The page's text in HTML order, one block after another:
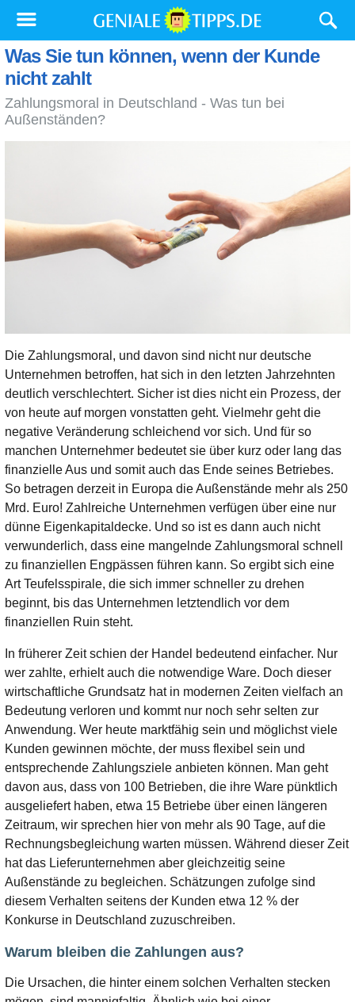
Was Sie tun können, wenn der Kunde
nicht zahlt
Zahlungsmoral in Deutschland - Was tun bei
Außenständen?
Die Zahlungsmoral, und davon sind nicht nur deutsche
Unternehmen betroffen, hat sich in den letzten Jahrzehnten
deutlich verschlechtert. Sicher ist dies nicht ein Prozess, der
von heute auf morgen vonstatten geht. Vielmehr geht die
negative Veränderung schleichend vor sich. Und für so
manchen Unternehmer bedeutet sie über kurz oder lang das
finanzielle Aus und somit auch das Ende seines Betriebes.
So betragen derzeit in Europa die Außenstände mehr als 250
Mrd. Euro! Zahlreiche Unternehmen verfügen über eine nur
dünne Eigenkapitaldecke. Und so ist es dann auch nicht
verwunderlich, dass eine mangelnde Zahlungsmoral schnell
zu finanziellen Engpässen führen kann. So ergibt sich eine
Art Teufelsspirale, die sich immer schneller zu drehen
beginnt, bis das Unternehmen letztendlich vor dem
finanziellen Ruin steht.
In früherer Zeit schien der Handel bedeutend einfacher. Nur
wer zahlte, erhielt auch die notwendige Ware. Doch dieser
wirtschaftliche Grundsatz hat in modernen Zeiten vielfach an
Bedeutung verloren und kommt nur noch sehr selten zur
Anwendung. Wer heute marktfähig sein und möglichst viele
Kunden gewinnen möchte, der muss flexibel sein und
entsprechende Zahlungsziele anbieten können. Man geht
davon aus, dass von 100 Betrieben, die ihre Ware pünktlich
ausgeliefert haben, etwa 15 Betriebe über einen längeren
Zeitraum, wir sprechen hier von mehr als 90 Tage, auf die
Rechnungsbegleichung warten müssen. Während dieser Zeit
hat das Lieferunternehmen aber gleichzeitig seine
Außenstände zu begleichen. Schätzungen zufolge sind
diesem Verhalten seitens der Kunden etwa 12 % der
Konkurse in Deutschland zuzuschreiben.
Warum bleiben die Zahlungen aus?
Die Ursachen, die hinter einem solchen Verhalten stecken